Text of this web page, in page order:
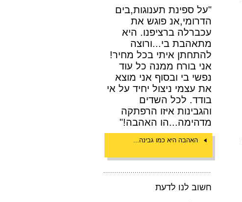
"על ספינת תענוגות,בים
הדרומי,אנ פוגש את
עכברלה ברציפנו. היא
מתאהבת בי...ורוצה
להתחתן איתי בכל מחיר!
אני בורח ממנה כל עוד
נפשי בי ובסוף אני מוצא
את עצמי ניצול יחיד על אי
בודד. לכל השדים
והגבינות איזו הרפתקה
מדהימה...הו האהבה!"
האהבה היא כמו גבינה...
חשוב לנו לדעת